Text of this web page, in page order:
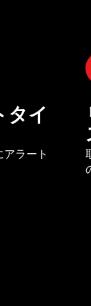
タイ
ラート